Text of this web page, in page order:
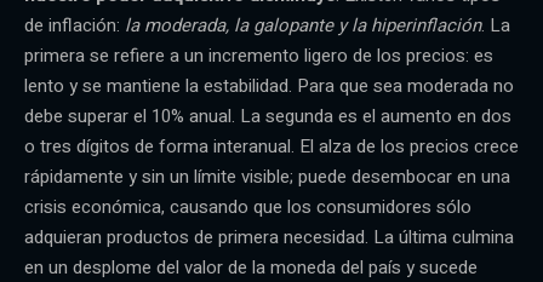
de inflación: la moderada, la galopante y la hiperinflación. La
primera se refiere a un incremento ligero de los precios: es
lento y se mantiene la estabilidad. Para que sea moderada no
debe superar el 10% anual. La segunda es el aumento en dos
o tres dígitos de forma interanual. El alza de los precios crece
rápidamente y sin un límite visible; puede desembocar en una
crisis económica, causando que los consumidores sólo
adquieran productos de primera necesidad. La última culmina
en un desplome del valor de la moneda del país y sucede